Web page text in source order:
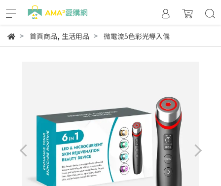
首頁商品, 生活用品 微電流5色彩光導入儀